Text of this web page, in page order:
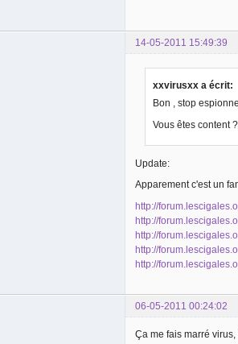
14-05-2011 15:49:39
xxvirusxx a écrit:
Bon , stop
Vous êtes content
Update:
Apparement c'est un
http://
http://
http://
http://
http://
06-05-2011 00:24:02
Ça me fais marré